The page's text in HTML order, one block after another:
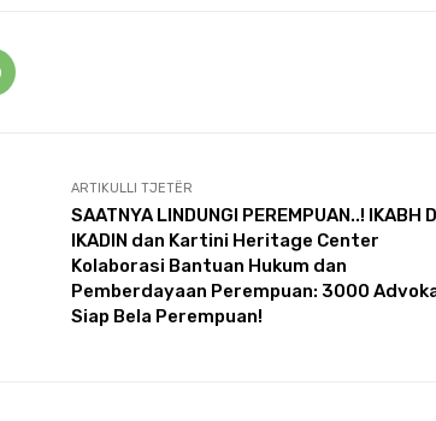
ARTIKULLI TJETËR
SAATNYA LINDUNGI PEREMPUAN..! IKABH
IKADIN dan Kartini Heritage Center
Kolaborasi Bantuan Hukum dan
Pemberdayaan Perempuan: 3000
Siap Bela Perempuan!